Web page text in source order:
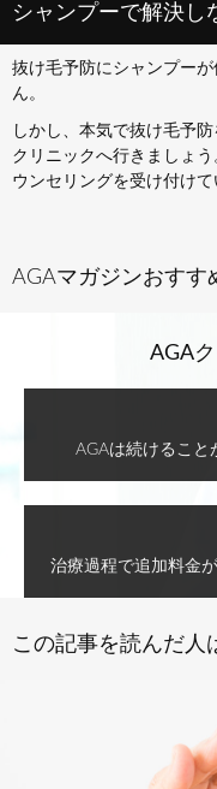
シャンプーで解決し
抜け毛予防にシャンプー
ん。
しかし、本気で抜け毛予
クリニックへ行きましょ
ウンセリングを受け付けて
AGAマガジンおすす
AGA
AGAは続けること
治療過程で追加料金
この記事を読んだ人